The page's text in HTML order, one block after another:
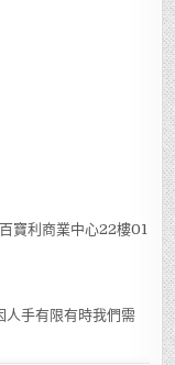
寶利商業中心22樓01
手有限有時我們需